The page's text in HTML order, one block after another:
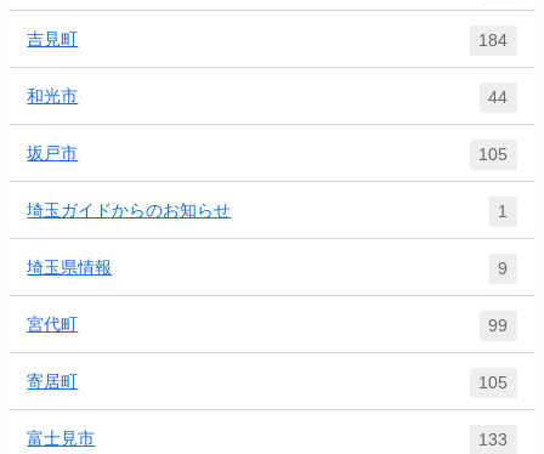
吉見町 184
和光市 44
坂戸市 105
埼玉ガイドからのお知らせ 1
埼玉県情報 9
宮代町 99
寄居町 105
富士見市 133